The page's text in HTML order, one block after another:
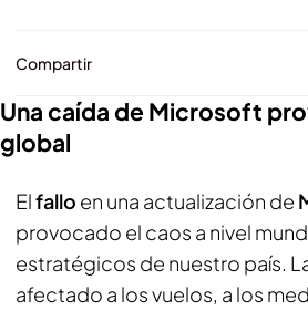
Compartir
Una caída de Microsoft
global
Elfallo en una actualización de
provocado el caos a nivel
estratégicos de nuestro país.
afectado a los vuelos, a los